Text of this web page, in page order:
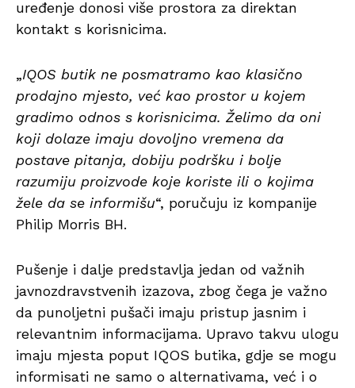
uređenje donosi više prostora za direktan
kontakt s korisnicima.
„IQOS butik ne posmatramo kao klasično
prodajno mjesto, već kao prostor u kojem
gradimo odnos s korisnicima. Želimo da oni
koji dolaze imaju dovoljno vremena da
postave pitanja, dobiju podršku i bolje
razumiju proizvode koje koriste ili o kojima
žele da se informišu“, poručuju iz kompanije
Philip Morris BH.
Pušenje i dalje predstavlja jedan od važnih
javnozdravstvenih izazova, zbog čega je važno
da punoljetni pušači imaju pristup jasnim i
relevantnim informacijama. Upravo takvu ulogu
imaju mjesta poput IQOS butika, gdje se mogu
informisati ne samo o alternativama, već i o